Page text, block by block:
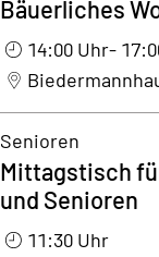
Bäuerliches
14:00 Uhr-
Mittagstisch
und Senioren
Senioren
11:30 Uhr